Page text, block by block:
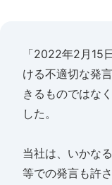
「2022年2月15
ける不適切な発
きるものではな
した。
当社は、いかな
等での発言も許